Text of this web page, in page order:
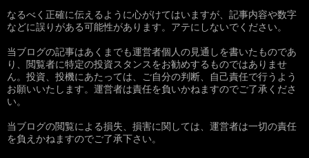
なるべく正確に伝えるように心がけてはいますが、記事内容や数字
などに誤りがある可能性があります。アテにしないでください。
当ブログの記事はあくまでも運営者個人の見通しを書いたものであ
り、閲覧者に特定の投資スタンスをお勧めするものではありませ
ん。投資、投機にあたっては、ご自分の判断、自己責任で行うよう
お願いいたします。運営者は責任を負いかねますのでご了承くださ
い。
当ブログの閲覧による損失、損害に関しては、運営者は一切の責任
を負えかねますのでご了承下さい。